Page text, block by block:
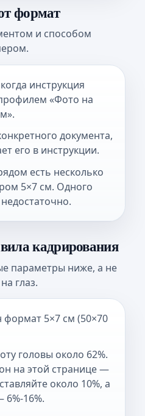
формат
и способом
инструкция
«Фото на
документа,
его в инструкции.
есть несколько
5×7 см. Одного
кадрирования
параметры ниже, а не
глаз.
формат 5×7 см (50×70
головы около 62%.
на этой странице —
около 10%, а
16%.